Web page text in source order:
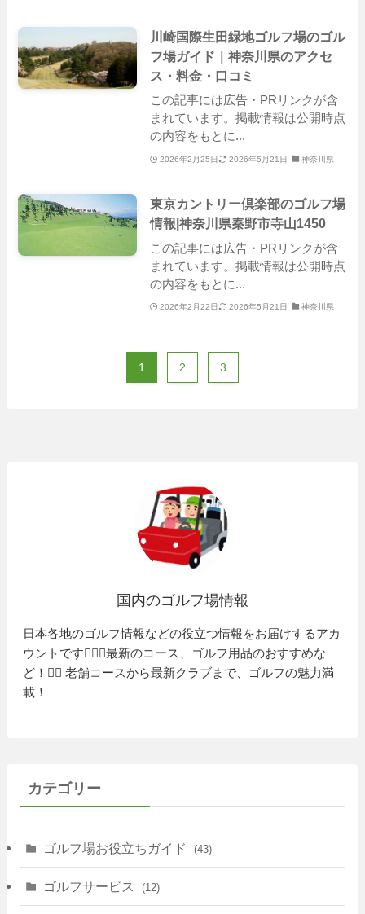
川崎国際生田緑地ゴルフ場のゴル
フ場ガイド｜神奈川県のアクセ
ス・料金・口コミ
この記事には広告・PRリンクが含
まれています。掲載情報は公開時点
の内容をもとに...
2026年2月25日 2026年5月21日 神奈川県
東京カントリー倶楽部のゴルフ場
情報|神奈川県秦野市寺山1450
この記事には広告・PRリンクが含
まれています。掲載情報は公開時点
の内容をもとに...
2026年2月22日 2026年5月21日 神奈川県
1 2 3
国内のゴルフ場情報
日本各地のゴルフ情報などの役立つ情報をお届けするアカ
ウントです🏌️‍♂️⛳️最新のコース、ゴルフ用品のおすすめな
ど！🏌️‍♀️ 老舗コースから最新クラブまで、ゴルフの魅力満
載！
カテゴリー
ゴルフ場お役立ちガイド (43)
ゴルフサービス (12)